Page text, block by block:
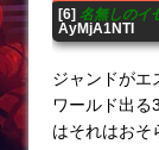
[6] 名無しのイ
AyMjA1NTI
ジャンドがエ
ワールド出る
はそれはおそ